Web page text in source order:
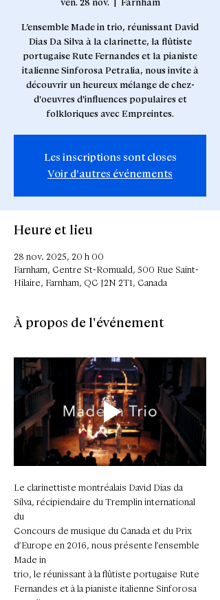
ven. 28 nov.
  |
Farnham
L’ensemble Made in trio, réunissant David
Dias Da Silva à la clarinette, la flûtiste
portugaise Rute Fernandes et la pianiste
italienne Sinforosa Petralia, nous invite à
découvrir un heureux mélange de chez-
d'oeuvres d'influences populaires et
Les inscriptions sont closes
Voir d'autres événements
Heure et lieu
28 nov. 2025, 20 h 00
Farnham, Centre St-Romuald, 500 Rue Saint-
Hilaire, Farnham, QC J2N 2T1, Canada
À propos de l'événement
Le clarinettiste montréalais David Dias da
Silva, récipiendaire du Tremplin international
du
Concours de musique du Canada et du Prix
d’Europe en 2016, nous présente l’ensemble
Made in
trio, le réunissant à la flûtiste portugaise Rute
Fernandes et à la pianiste italienne Sinforosa